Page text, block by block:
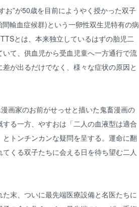
お”が50歳を目前にようやく授かった双子
輸血症候群)という一卵性双生児特有の病
とは、本来独立しているはずの胎児二
いて、供血児から受血児童へ一方通行で流
が出るだけでなく、様々な症状の原因と
画家のお前がせっせと描いた鬼畜漫画の
る一方、やすおは「二人の血液型は適合
とトンチンカンな疑問を呈する。運命に翻
くる双子たちに会える日を待ち望む二人
末、ついに最先端医療設備と名医たちに